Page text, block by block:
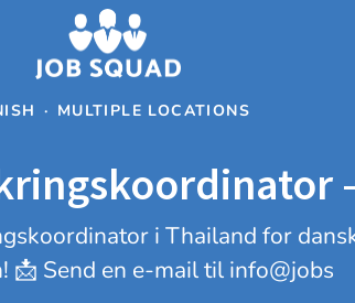
· MULTIPLE LOCATIONS
i Thailand for
📩 Send en e-mail til info@jobs